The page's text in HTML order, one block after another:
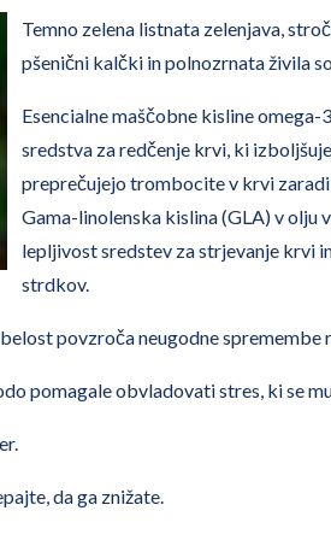
Temno zelena listnata zelenjava,
pšenični kalčki in polnozrnata živila
Esencialne maščobne kisline omega-
sredstva za redčenje krvi, ki
preprečujejo trombocite v krvi
Gama-linolenska kislina (GLA) v olju
lepljivost sredstev za strjevanje krvi
strdkov.
povzroča neugodne
pomagale obvladovati stres, ki se
da ga znižate.